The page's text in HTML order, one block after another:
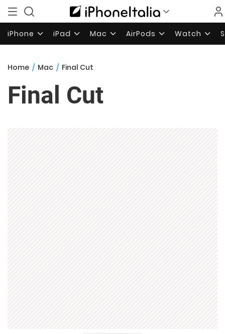
iPhone iPad Mac AirPods Watch
Home / Mac / Final Cut
Final Cut